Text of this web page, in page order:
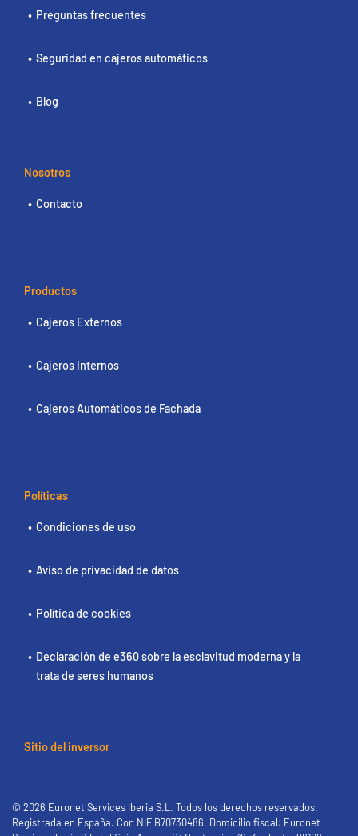
Preguntas frecuentes
Seguridad en cajeros automáticos
Blog
Nosotros
Contacto
Productos
Cajeros Externos
Cajeros Internos
Cajeros Automáticos de Fachada
Políticas
Condiciones de uso
Aviso de privacidad de datos
Política de cookies
Declaración de e360 sobre la esclavitud moderna y la
trata de seres humanos
Sitio del inversor
© 2026 Euronet Services Iberia S.L. Todos los derechos reservados.
Registrada en España. Con NIF B70730486. Domicilio fiscal: Euronet